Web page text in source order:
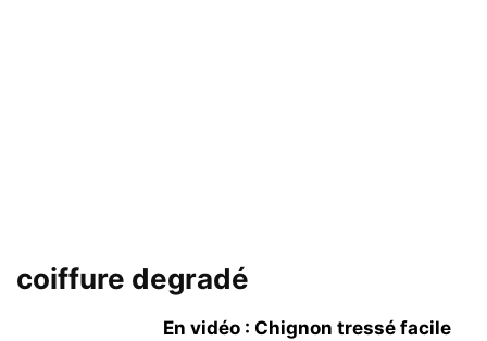
coiffure degradé
En vidéo : Chignon tressé facile